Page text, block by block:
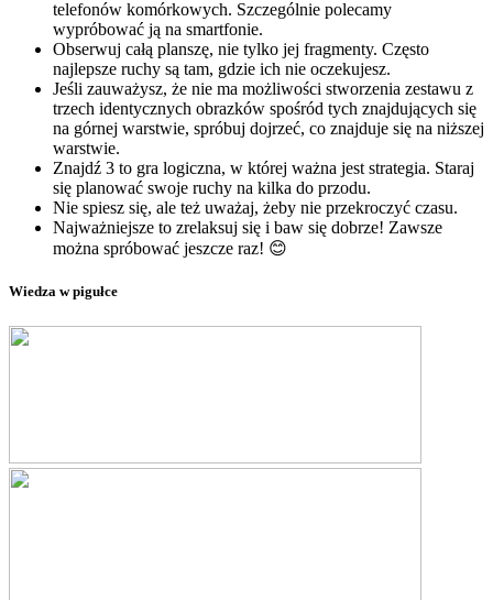
telefonów komórkowych. Szczególnie polecamy
wypróbować ją na smartfonie.
Obserwuj całą planszę, nie tylko jej fragmenty. Często
najlepsze ruchy są tam, gdzie ich nie oczekujesz.
Jeśli zauważysz, że nie ma możliwości stworzenia zestawu z
trzech identycznych obrazków spośród tych znajdujących się
na górnej warstwie, spróbuj dojrzeć, co znajduje się na niższej
warstwie.
Znajdź 3 to gra logiczna, w której ważna jest strategia. Staraj
się planować swoje ruchy na kilka do przodu.
Nie spiesz się, ale też uważaj, żeby nie przekroczyć czasu.
Najważniejsze to zrelaksuj się i baw się dobrze! Zawsze
można spróbować jeszcze raz! 😊
Wiedza w pigułce